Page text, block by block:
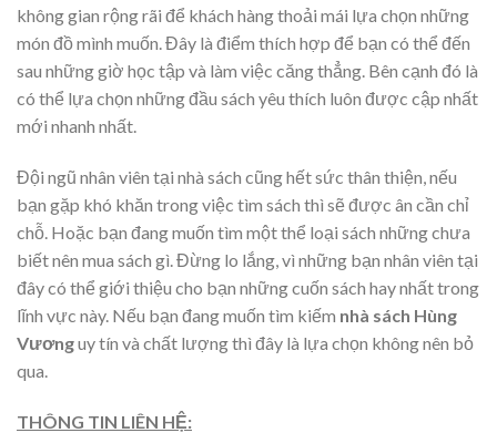
không gian rộng rãi để khách hàng thoải mái lựa chọn những
món đồ mình muốn. Đây là điểm thích hợp để bạn có thể đến
sau những giờ học tập và làm việc căng thẳng. Bên cạnh đó là
có thể lựa chọn những đầu sách yêu thích luôn được cập nhất
mới nhanh nhất.
Đội ngũ nhân viên tại nhà sách cũng hết sức thân thiện, nếu
bạn gặp khó khăn trong việc tìm sách thì sẽ được ân cần chỉ
chỗ. Hoặc bạn đang muốn tìm một thể loại sách những chưa
biết nên mua sách gì. Đừng lo lắng, vì những bạn nhân viên tại
đây có thể giới thiệu cho bạn những cuốn sách hay nhất trong
lĩnh vực này. Nếu bạn đang muốn tìm kiếm nhà sách Hùng
Vươnguy tín và chất lượng thì đây là lựa chọn không nên bỏ
qua.
THÔNG TIN LIÊN HỆ: